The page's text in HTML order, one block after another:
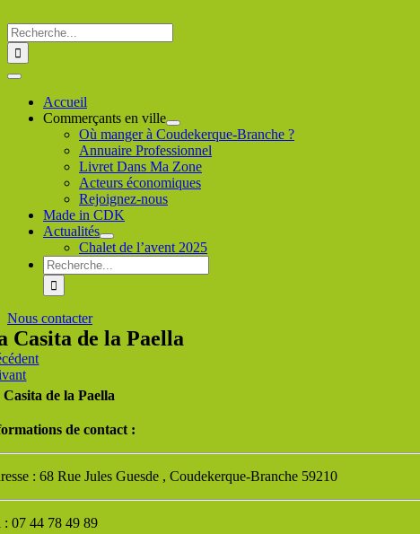
au
contenu
Rechercher
:
Toggle
NavigationAccueil
Commerçants en ville
Où manger à Coudekerque-Branche ?
Annuaire Professionnel
Livret Dans Ma Zone
Acteurs économiques
Rejoignez-nous
Made in CDK
Actualités
Chalet de l’avent 2025
Rechercher
:
Nous contacter
Casita de la Paella
de la Paella
de contact :
: 68 Rue Jules Guesde , Coudekerque-Branche 59210
: 07 44 78 49 89